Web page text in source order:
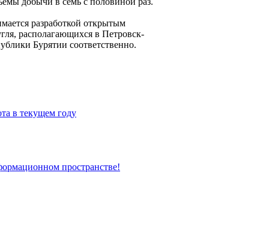
разработкой открытым
располагающихся в Петровск-
Бурятии соответственно.
в текущем году
пространстве!